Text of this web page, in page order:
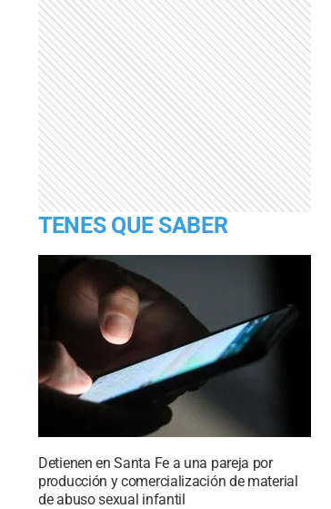
TENES QUE SABER
Detienen en Santa Fe a una pareja por
producción y comercialización de material
de abuso sexual infantil